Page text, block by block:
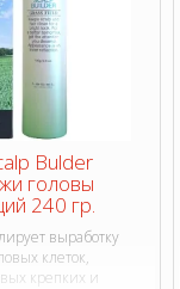
Bulder
головы
240 гр.
выработку
клеток,
крепких и